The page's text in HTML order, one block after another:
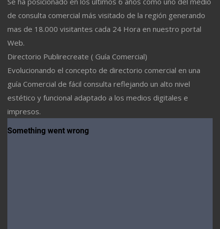
de consulta comercial más visitado de la región generando
mas de 18.000 visitantes cada 24 Hora en nuestro portal
Web.
Directorio Publirecreate ( Guía Comercial)
Evolucionando el concepto de directorio comercial en una
guía Comercial de fácil consulta reflejando un alto nivel
estético y funcional adaptado a los medios digitales e
impresos.